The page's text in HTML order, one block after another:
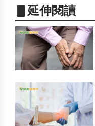
▋延伸閱讀